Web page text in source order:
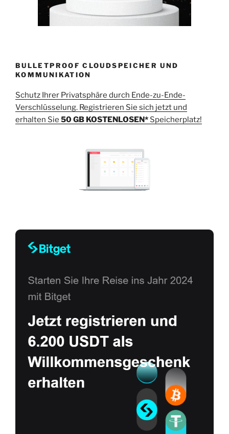
BULLETPROOF CLOUDSPEICHER UND
KOMMUNIKATION
Schutz Ihrer Privatsphäre durch Ende-zu-Ende-
Verschlüsselung. Registrieren Sie sich jetzt und
erhalten Sie 50 GB KOSTENLOSEN* Speicherplatz!